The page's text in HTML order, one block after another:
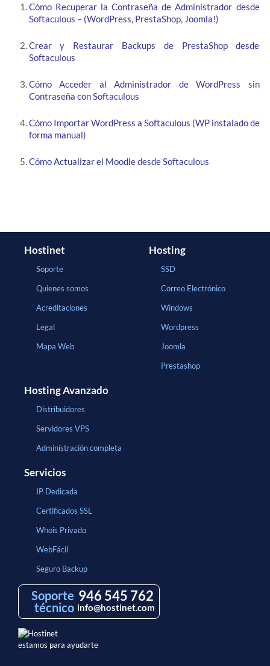
Cómo Recuperar la Contraseña de Administrador desde
Softaculous – (WordPress, PrestaShop, Joomla!)
Crear y Restaurar Backups de PrestaShop desde
Softaculous
Cómo Acceder al Administrador de WordPress sin
Contraseña con Softaculous
Cómo Importar WordPress a Softaculous (WP instalado de
forma manual)
Cómo Actualizar el Moodle desde Softaculous
Hostinet
Soporte
Quienes somos
Acreditaciones
Legal
Mapa Web
Hosting
SSD
Correo Electrónico
Windows
Wordpress
Joomla
Prestashop
Hosting Avanzado
Distribuidores
Servidores VPS
Administración completa
Servicios
IP Dedicada
Certificados SSL
Whois Privado
WebFácil
Seguro Backup
Soporte
técnico
946 545 762
info@hostinet.com
estamos para ayudarte